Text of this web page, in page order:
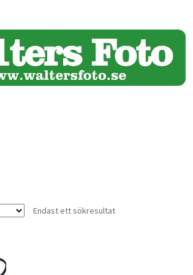
Endast ett sökresultat